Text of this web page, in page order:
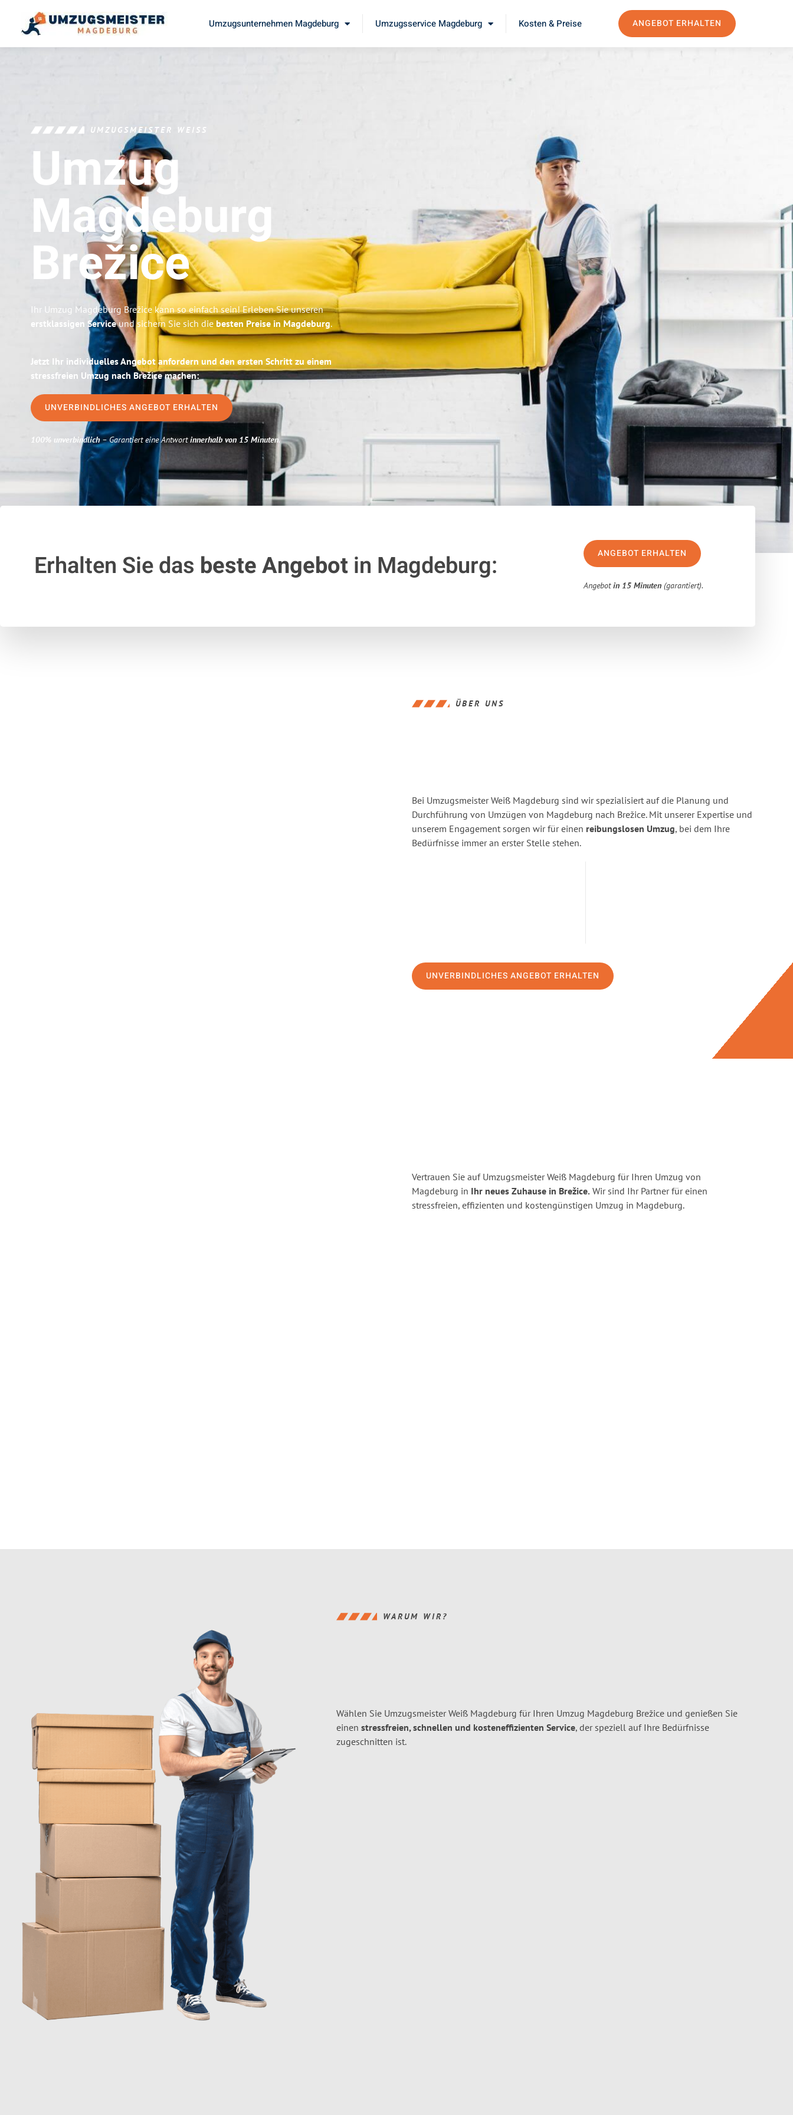
Umzugsunternehmen Magdeburg Umzugsservice Magdeburg Kosten & Preise ANGEBOT ERHALTEN
UMZUGSMEISTER WEISS
Umzug
Magdeburg
Brežice
Ihr Umzug Magdeburg Brežice kann so einfach sein! Erleben Sie unseren
erstklassigen Serviceund sichern Sie sich die besten Preise in Magdeburg.
Jetzt Ihr individuelles Angebot anfordern und den ersten Schritt zu einem
stressfreien Umzug nach Brežice machen:
UNVERBINDLICHES ANGEBOT ERHALTEN
100% unverbindlich– Garantiert eine Antwortinnerhalb von 15 Minuten.
Erhalten Sie das beste Angebotin Magdeburg: ANGEBOT ERHALTEN
Angebotin 15 Minuten (garantiert).
ÜBER UNS
Bei Umzugsmeister Weiß Magdeburg sind wir spezialisiert auf die Planung und
Durchführung von Umzügen von Magdeburg nach Brežice. Mit unserer Expertise und
unserem Engagement sorgen wir für einen reibungslosen Umzug, bei dem Ihre
Bedürfnisse immer an erster Stelle stehen.
UNVERBINDLICHES ANGEBOT ERHALTEN
Vertrauen Sie auf Umzugsmeister Weiß Magdeburg für Ihren Umzug von
Magdeburg in Ihr neues Zuhause in Brežice. Wir sind Ihr Partner für einen
stressfreien, effizienten und kostengünstigen Umzug in Magdeburg.
WARUM WIR?
Wählen Sie Umzugsmeister Weiß Magdeburg für Ihren Umzug Magdeburg Brežice und genießen Sie
einen stressfreien, schnellen und kosteneffizienten Service, der speziell auf Ihre Bedürfnisse
zugeschnitten ist.